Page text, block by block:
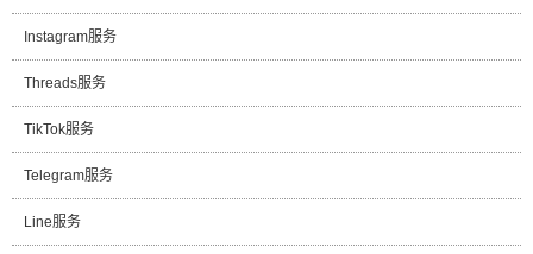
Instagram服务
Threads服务
TikTok服务
Telegram服务
Line服务